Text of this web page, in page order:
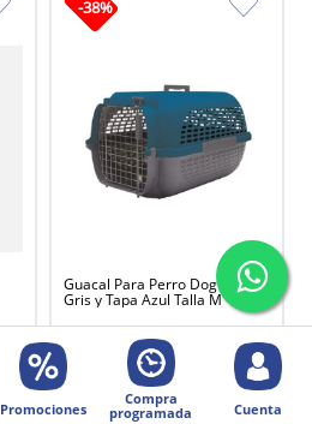
Promociones
Compra
programada
Cuenta
-38%
Guacal Para Perro Dogit Base
Gris y Tapa Azul Talla M
939
$ 722